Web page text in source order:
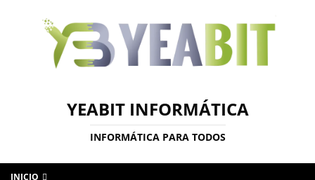
YEABIT INFORMÁTICA
INFORMÁTICA PARA TODOS
INICIO